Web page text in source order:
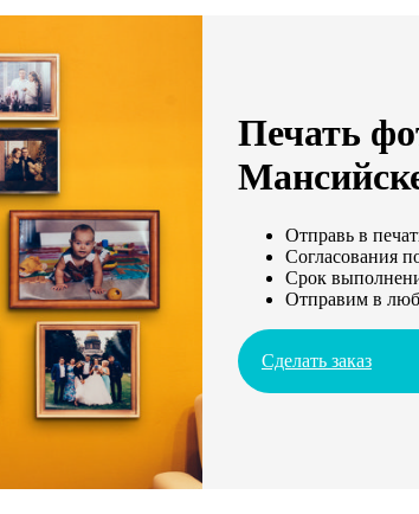
Печать
Отправь в
Согласования
Срок
Отправим в
Сделать заказ